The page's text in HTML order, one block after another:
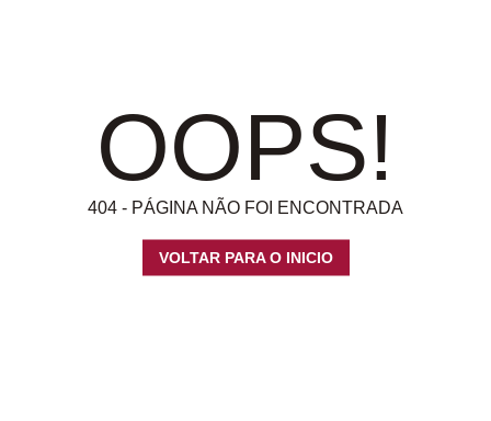
OOPS!
404 - PÁGINA NÃO FOI ENCONTRADA
VOLTAR PARA O INICIO